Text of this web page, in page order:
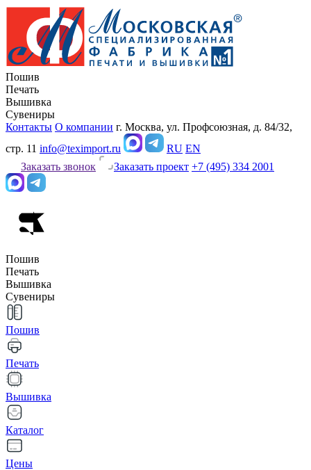
Пошив
Печать
Вышивка
Сувениры
Контакты О компании г. Москва, ул. Профсоюзная, д. 84/32,
стр. 11 info@teximport.ru RU EN
Заказать звонок
Заказать проект +7 (495) 334 2001
Пошив
Печать
Вышивка
Сувениры
Пошив
Печать
Вышивка
Каталог
Цены